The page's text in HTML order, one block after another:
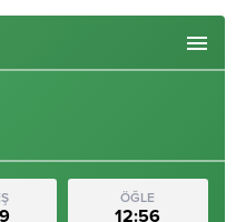
ÖĞLE
12:56